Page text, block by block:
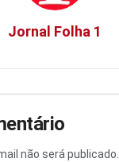
Jornal Folha 1
não será publicado.